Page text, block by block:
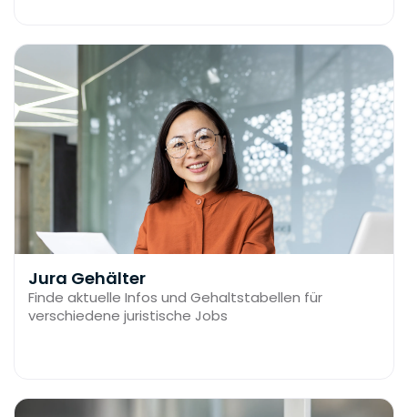
Jura Gehälter
Finde aktuelle Infos und Gehaltstabellen für
verschiedene juristische Jobs